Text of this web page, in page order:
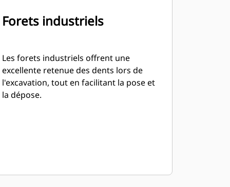
Forets industriels
Les forets industriels offrent une
excellente retenue des dents lors de
l'excavation, tout en facilitant la pose et
la dépose.